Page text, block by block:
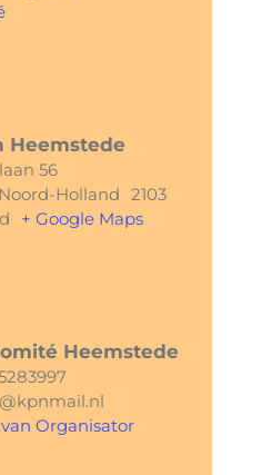
Heemstede
56
Noord-Holland 2103
+ Google Maps
Heemstede
Organisator